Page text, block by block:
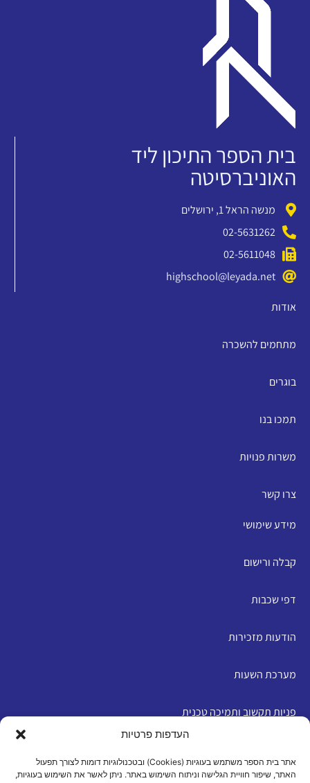
העדפות פרטיות
אתר בית הספר משתמש בעוגיות (Cookies) ובטכנולוגיות דומות לצורך תפעול
האתר, שיפור חוויית הגלישה וניתוח השימוש באתר. ניתן לאשר את השימוש בעוגיות,
בית הספר התיכון ליד
האוניברסיטה
מנשה הראל 1, ירושלים
02-5631262
02-5611048
highschool@leyada.net
אודות
מתחמים להשכרה
בוגרים
תמכו בנו
משרות פנויות
צרו קשר
מידע שימושי
קבלה ורישום
דפי שכבות
הודעות מזכירות
מערכת השעות
פניות תקשוב ותמיכה טכנית